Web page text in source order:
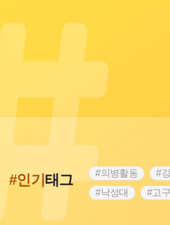
#인기태그 #의병활동 #
#낙성대
#고